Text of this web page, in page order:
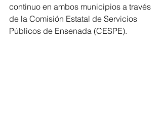
continuo en ambos municipios a través
de la Comisión Estatal de Servicios
Públicos de Ensenada (CESPE).